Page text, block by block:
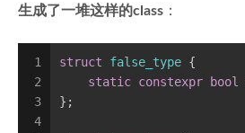
生成了一堆这样的class ：
1
2
3
4
struct false_type {
static constexpr bool
};